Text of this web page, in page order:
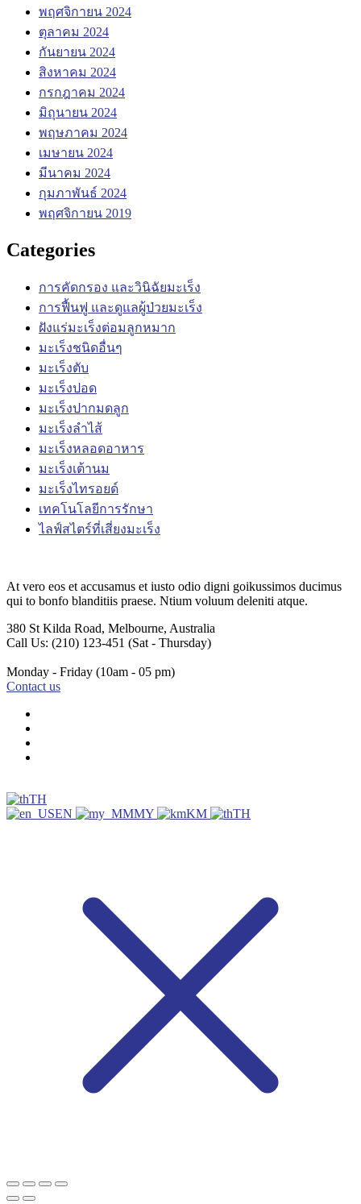
พฤศจิกายน 2024
ตุลาคม 2024
กันยายน 2024
สิงหาคม 2024
กรกฎาคม 2024
มิถุนายน 2024
พฤษภาคม 2024
เมษายน 2024
มีนาคม 2024
กุมภาพันธ์ 2024
พฤศจิกายน 2019
Categories
การคัดกรอง และวินิฉัยมะเร็ง
การฟื้นฟู และดูแลผู้ป่วยมะเร็ง
ฝังแร่มะเร็งต่อมลูกหมาก
มะเร็งชนิดอื่นๆ
มะเร็งตับ
มะเร็งปอด
มะเร็งปากมดลูก
มะเร็งลำไส้
มะเร็งหลอดอาหาร
มะเร็งเต้านม
มะเร็งไทรอยด์
เทคโนโลยีการรักษา
ไลฟ์สไตร์ที่เสี่ยงมะเร็ง
At vero eos et accusamus et iusto odio digni goikussimos ducimus
qui to bonfo blanditiis praese. Ntium voluum deleniti atque.
380 St Kilda Road, Melbourne, Australia
Call Us: (210) 123-451 (Sat - Thursday)
Monday - Friday (10am - 05 pm)
Contact us
TH
EN
MY KM TH